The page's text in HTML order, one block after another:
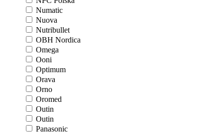
Numatic
Nuova
Nutribullet
OBH Nordica
Omega
Ooni
Optimum
Orava
Orno
Oromed
Outin
Outin
Panasonic